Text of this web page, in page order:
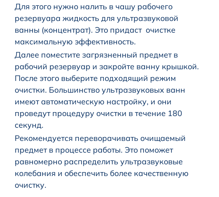
Для этого нужно налить в чашу рабочего
резервуара жидкость для ультразвуковой
ванны (концентрат). Это придаст очистке
максимальную эффективность.
Далее поместите загрязненный предмет в
рабочий резервуар и закройте ванну крышкой.
После этого выберите подходящий режим
очистки. Большинство ультразвуковых ванн
имеют автоматическую настройку, и они
проведут процедуру очистки в течение 180
секунд.
Рекомендуется переворачивать очищаемый
предмет в процессе работы. Это поможет
равномерно распределить ультразвуковые
колебания и обеспечить более качественную
очистку.